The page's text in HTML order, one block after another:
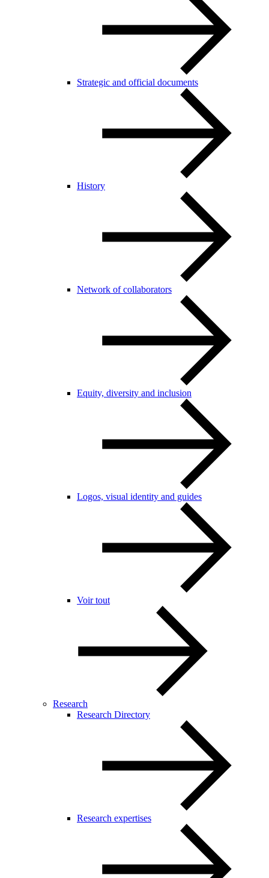
Strategic and official documents
History
Network of collaborators
Equity, diversity and inclusion
Logos, visual identity and guides
Voir tout
Research
Research Directory
Research expertises